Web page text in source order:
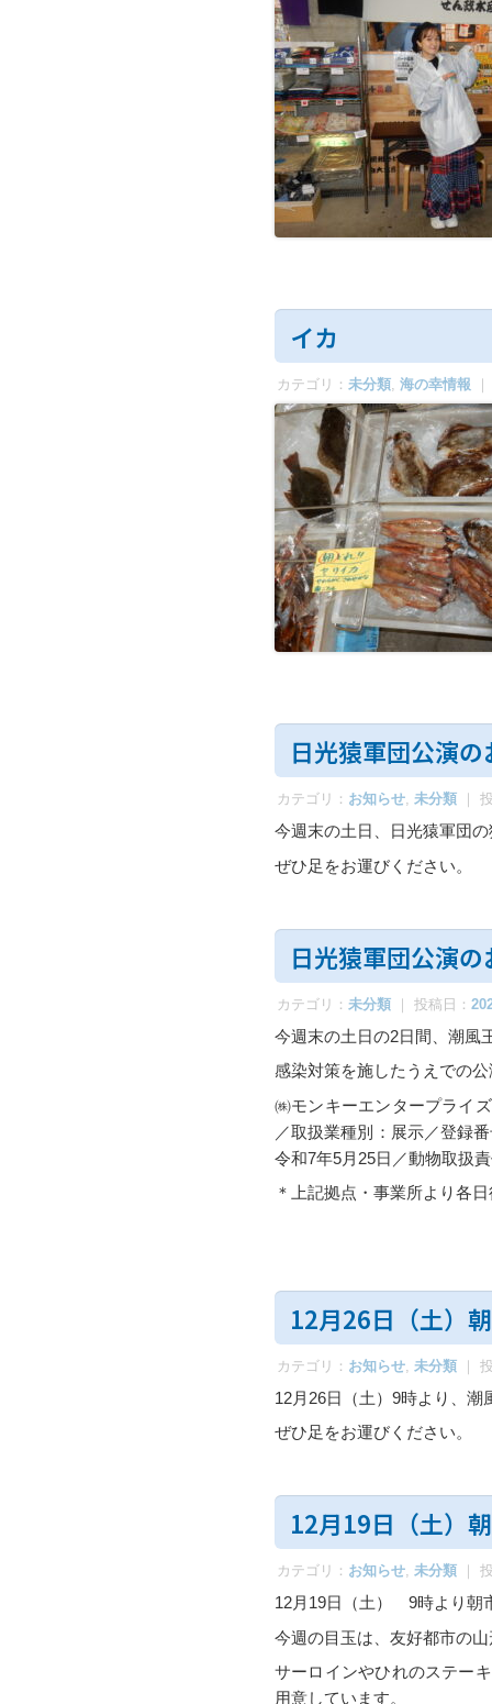
イカ
カテゴリ： 未分類, 海の幸情報
日光猿軍団公演
カテゴリ： お知らせ, 未分類 ｜
今週末の土日、日光猿軍団
ぜひ足をお運びください。
日光猿軍団公演
カテゴリ： 未分類 ｜ 投稿日：
今週末の土日の2日間、潮風
感染対策を施したうえでの
㈱モンキーエンタープライ
／取扱業種別：展示／登録
令和7年5月25日／動物取扱
＊上記拠点・事業所より各
12月26日（土）
カテゴリ： お知らせ 未分類 ｜
12月26日（土）9時より、
ぜひ足をお運びください。
12月19日（土）
カテゴリ： お知らせ, 未分類 ｜
12月19日（土） 9時より朝
今週の目玉は、友好都市の
サーロインやひれのステー
用意しています。